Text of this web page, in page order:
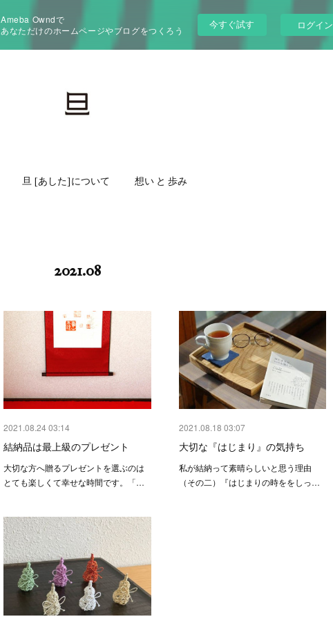
Ameba Owndで
あなただけのホームページやブログをつくろう
今すぐ試す ログイン
旦 [あした]について 想い と 歩み
2021.08
2021.08.24 03:14
結納品は最上級のプレゼント
大切な方へ贈るプレゼントを選ぶのは
とても楽しくて幸せな時間です。「…
2021.08.18 03:07
大切な『はじまり』の気持ち
私が結納って素晴らしいと思う理由
（その二）『はじまりの時ををしっ…